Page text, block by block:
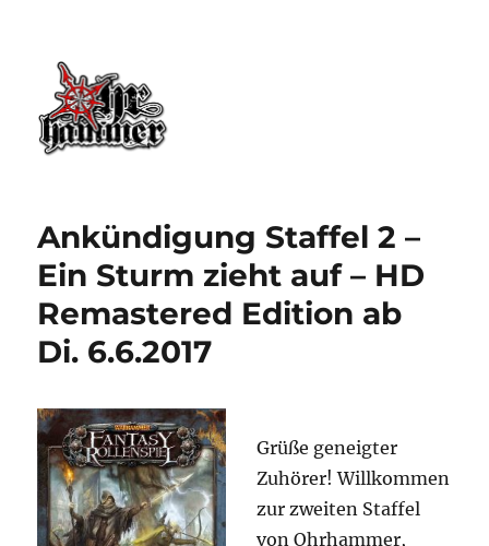
Ohrhammer.online
Ankündigung Staffel 2 –
Ein Sturm zieht auf – HD
Remastered Edition ab
Di. 6.6.2017
Grüße geneigter
Zuhörer! Willkommen
zur zweiten Staffel
von Ohrhammer,